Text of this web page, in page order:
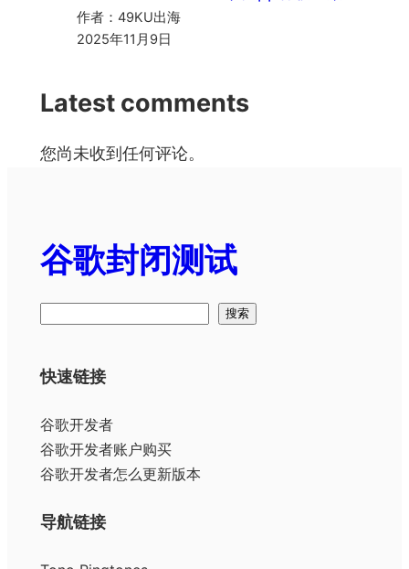
作者：49KU出海
2025年11月9日
Latest comments
您尚未收到任何评论。
谷歌封闭测试
搜索
快速链接
谷歌开发者
谷歌开发者账户购买
谷歌开发者怎么更新版本
导航链接